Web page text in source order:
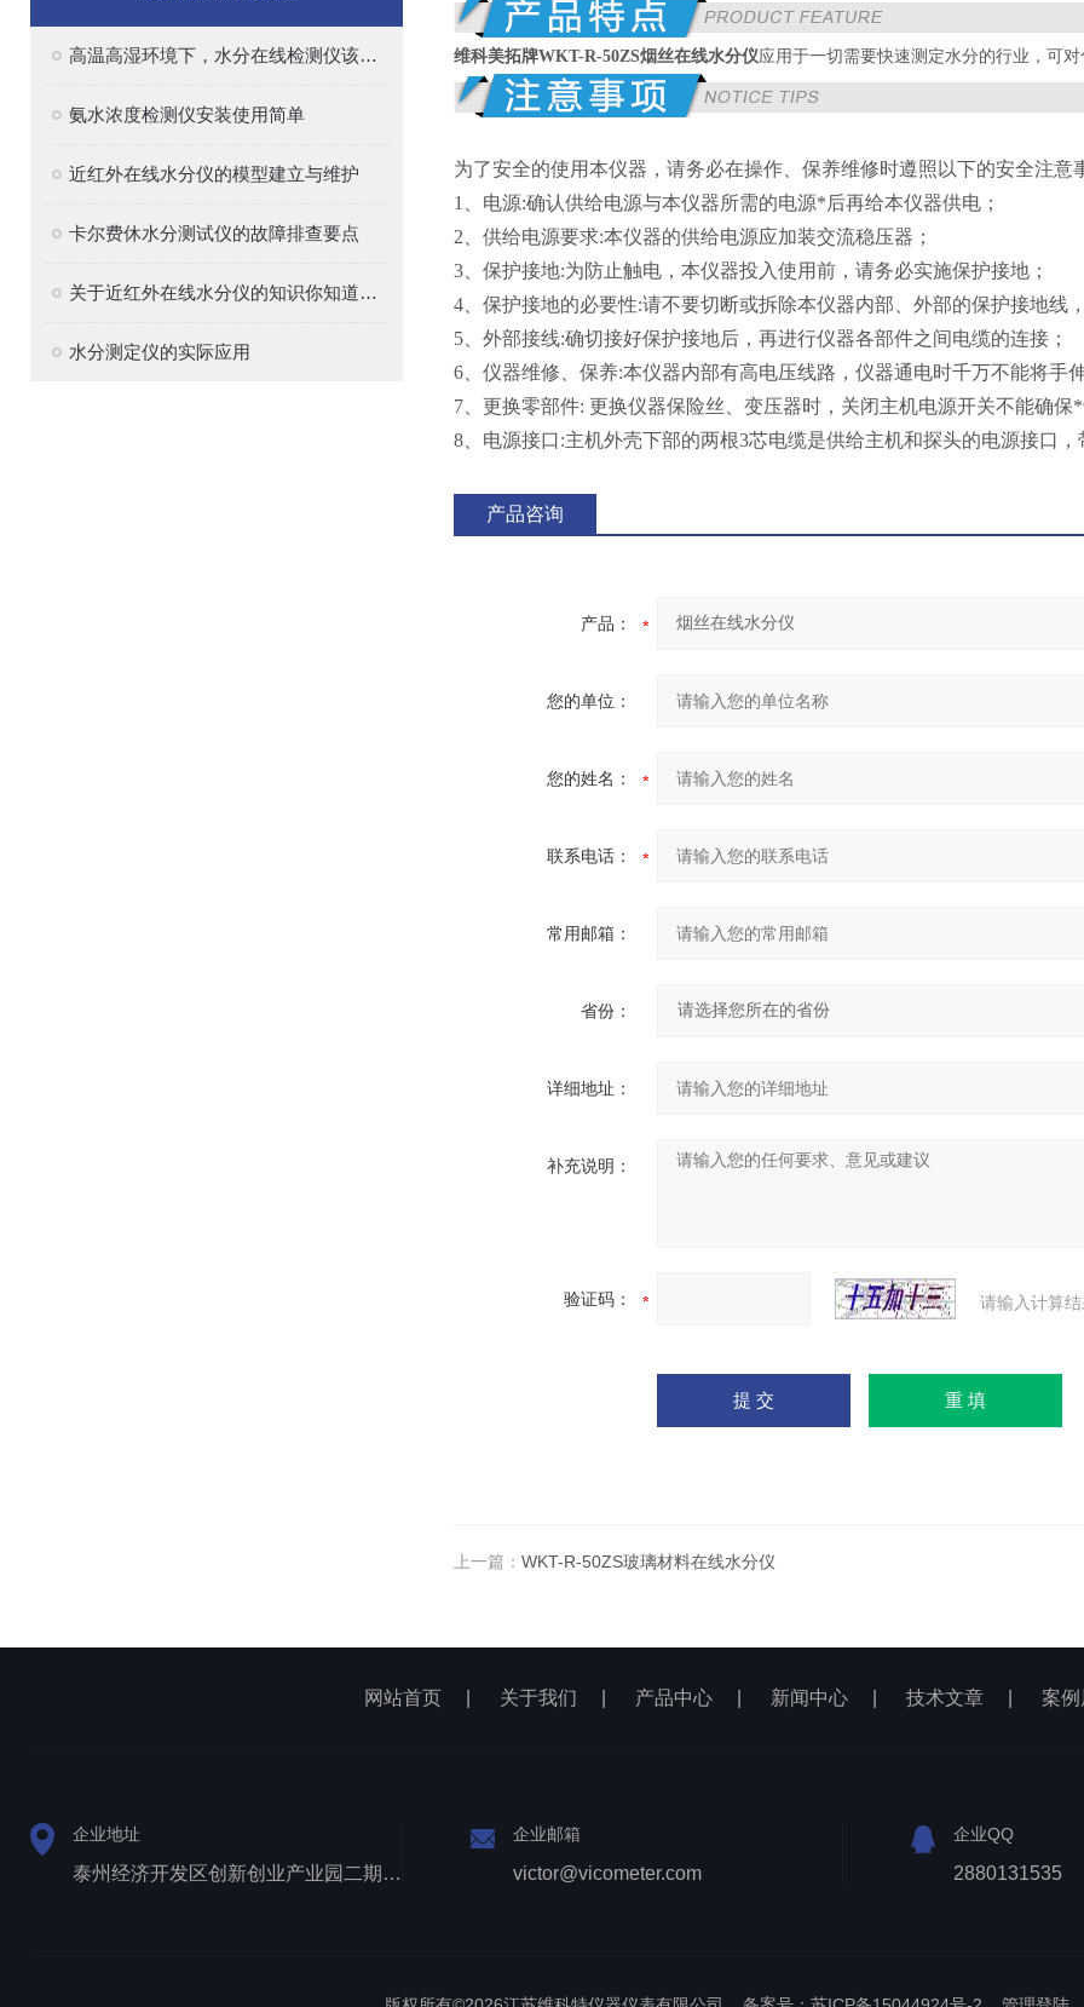
高温高湿环境下，水分在线检测仪该如何选型？
氨水浓度检测仪安装使用简单
近红外在线水分仪的模型建立与维护
卡尔费休水分测试仪的故障排查要点
关于近红外在线水分仪的知识你知道多少
水分测定仪的实际应用
维科美拓牌WKT-R-50ZS烟丝在线水分仪应用于一切需要快速测定水分的行业，可
为了安全的使用本仪器，请务必在操作、保养维修时遵照以下的安全注意
1、电源:确认供给电源与本仪器所需的电源*后再给本仪器供电；
2、供给电源要求:本仪器的供给电源应加装交流稳压器；
3、保护接地:为防止触电，本仪器投入使用前，请务必实施保护接地；
4、保护接地的必要性:请不要切断或拆除本仪器内部、外部的保护接地线
5、外部接线:确切接好保护接地后，再进行仪器各部件之间电缆的连接；
6、仪器维修、保养:本仪器内部有高电压线路，仪器通电时千万不能将手
7、更换零部件: 更换仪器保险丝、变压器时，关闭主机电源开关不能确
8、电源接口:主机外壳下部的两根3芯电缆是供给主机和探头的电源接口
产品咨询
产品：
您的单位：
您的姓名：
联系电话：
常用邮箱：
省份：
详细地址：
补充说明：
验证码： 请输入计算
上一篇： WKT-R-50ZS玻璃材料在线水分仪
网站首页 关于我们 产品中心 新闻中心 技术文章 案
企业地址
泰州经济开发区创新创业产业园二期1号厂房西侧三层
企业邮箱
victor@vicometer.com
企业QQ
2880131535